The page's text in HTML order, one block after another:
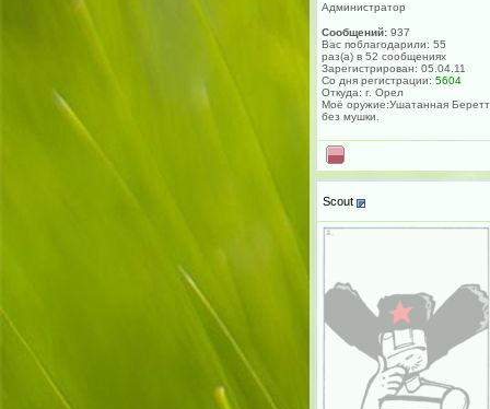
Администратор
Сообщений: 937
Вас поблагодарили: 55
раз(а) в 52 сообщениях
Зарегистрирован: 05.04.11
Со дня регистрации: 5604
Откуда: г. Орел
Моё оружие:Ушатанная
без мушки.
Scout